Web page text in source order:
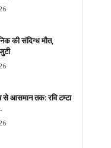
की संदिग्ध मौत,
से आसमान तक: रवि टम्टा